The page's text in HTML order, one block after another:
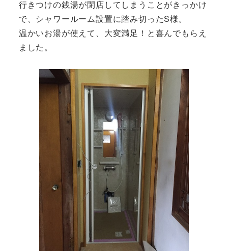
行きつけの銭湯が閉店してしまうことがきっかけ
で、シャワールーム設置に踏み切ったS様。
温かいお湯が使えて、大変満足！と喜んでもらえ
ました。